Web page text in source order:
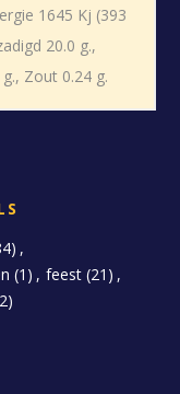
1645 Kj (393
20.0 g.,
Zout 0.24 g.
,
(1) , feest (21) ,